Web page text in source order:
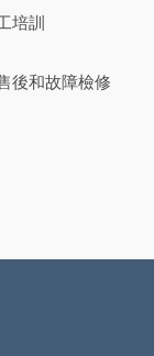
培訓
後和故障檢修